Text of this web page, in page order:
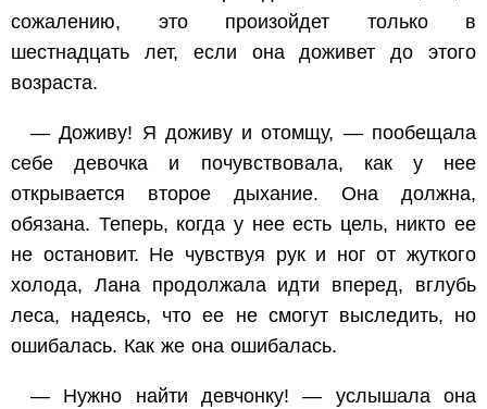
сожалению, это произойдет только в
шестнадцать лет, если она доживет до этого
возраста.
— Доживу! Я доживу и отомщу, — пообещала
себе девочка и почувствовала, как у нее
открывается второе дыхание. Она должна,
обязана. Теперь, когда у нее есть цель, никто ее
не остановит. Не чувствуя рук и ног от жуткого
холода, Лана продолжала идти вперед, вглубь
леса, надеясь, что ее не смогут выследить, но
ошибалась. Как же она ошибалась.
— Нужно найти девчонку! — услышала она